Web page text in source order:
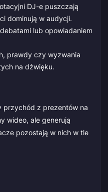
DJ-e puszczają
dominują w audycji.
lub opowiadaniem
prawdy czy wyzwania
na dźwięku.
przychód z prezentów na
wideo, ale generują
pozostają w nich w tle